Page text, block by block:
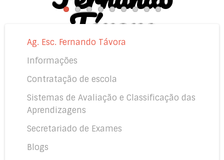
Ag. Esc. Fernando Távora
Informações
Contratação de escola
Sistemas de Avaliação e Classificação das
Aprendizagens
Secretariado de Exames
Blogs